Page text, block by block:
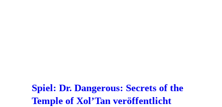
Spiel: Dr. Dangerous: Secrets of the
Temple of Xol’Tan veröffentlicht